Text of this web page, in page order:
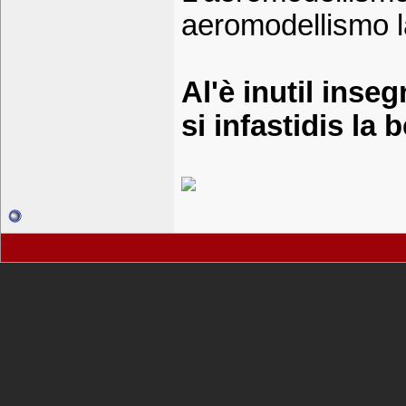
aeromodellismo
Al'è inutil
si infastidis la